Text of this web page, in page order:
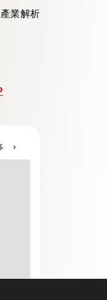
業解析
chevron_right